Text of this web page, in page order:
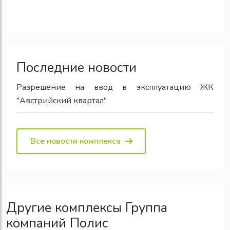
Последние новости
Разрешение на ввод в эксплуатацию ЖК
"Австрийский квартал"
Все новости комплекса
Другие комплексы Группа
компаний Полис